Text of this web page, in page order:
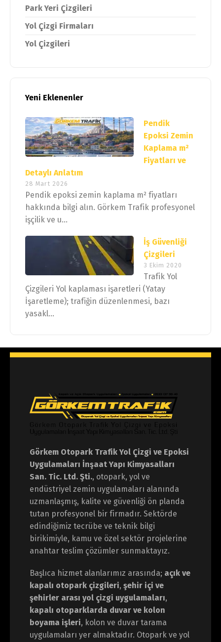
Park Yeri Çizgileri
Yol Çizgi Firmaları
Yol Çizgileri
Yeni Eklenenler
Pendik
Epoksi Zemin
Kaplama m²
Fiyatları ve
Detaylı Anlatım
28 Mart 2026
Pendik epoksi zemin kaplama m² fiyatları
hakkında bilgi alın. Görkem Trafik profesyonel
işçilik ve u...
İş Güvenliği
Çizgileri
3 Ekim 2020
Trafik Yol
Çizgileri Yol kaplaması işaretleri (Yatay
İşaretleme); trafiğin düzenlenmesi, bazı
yasakl...
Görkem Otopark Trafik Yol Çizgi ve Epoksi
Uygulamaları İnşaat Yapı Kimyasalları
San. Tic. Ltd. Şti., otopark, yol ve
endüstriyel zemin uygulamaları alanında
uzmanlaşmış, kalite ve güvenliği ön planda
tutan profesyonel bir firmadır. Sektörde
edindiğimiz tecrübe ve teknik bilgi
birikimiyle, kamu ve özel sektör projelerine
anahtar teslim çözümler sunmaktayız.
Başlıca hizmet alanlarımız arasında; açık ve
kapalı otopark çizgileri, şehir içi ve
şehirler arası yol çizgi uygulamaları,
kapalı otoparklarda duvar ve kolon
boyama işleri, kolon ve duvar tarama
uygulamaları yer almaktadır. Otopark ve yol